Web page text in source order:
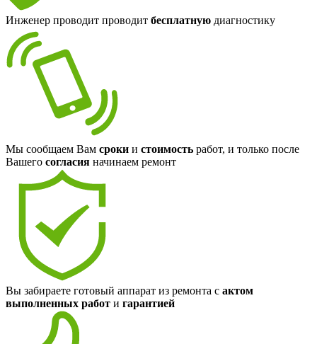
Инженер проводит проводит бесплатную диагностику
Мы сообщаем Вам сроки и стоимость работ, и только после
Вашего согласия начинаем ремонт
Вы забираете готовый аппарат из ремонта с актом
выполненных работ и гарантией